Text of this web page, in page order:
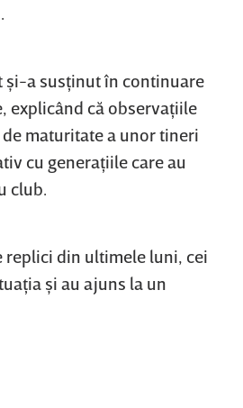
şi-a susţinut în continuare
explicând că observaţiile
maturitate a unor tineri
cu generaţiile care au
club.
replici din ultimele luni, cei
şi au ajuns la un